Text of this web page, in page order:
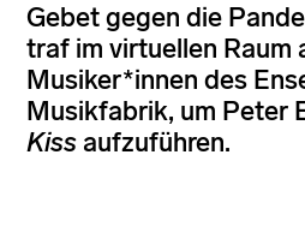
Gebet gegen die
traf im virtuellen Raum
Musiker*innen des
Musikfabrik, um Peter
Kiss aufzuführen.